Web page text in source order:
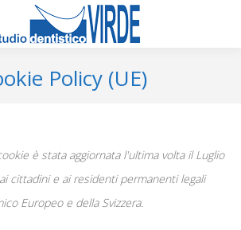
Policy (UE)
è stata aggiornata l'ultima volta il Luglio
cittadini e ai residenti permanenti legali
Europeo e della Svizzera.